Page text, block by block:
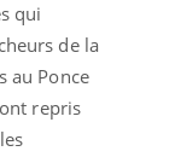
qui
de la
au Ponce
repris